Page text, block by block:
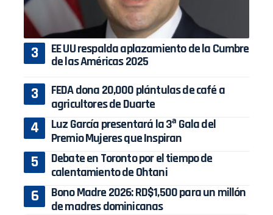
EE UU respalda aplazamiento de la Cumbre
de las Américas 2025
FEDA dona 20,000 plántulas de café a
agricultores de Duarte
Luz García presentará la 3ª Gala del
Premio Mujeres que Inspiran
Debate en Toronto por el tiempo de
calentamiento de Ohtani
Bono Madre 2026: RD$1,500 para un millón
de madres dominicanas